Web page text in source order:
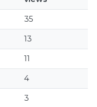
35
13
11
4
3